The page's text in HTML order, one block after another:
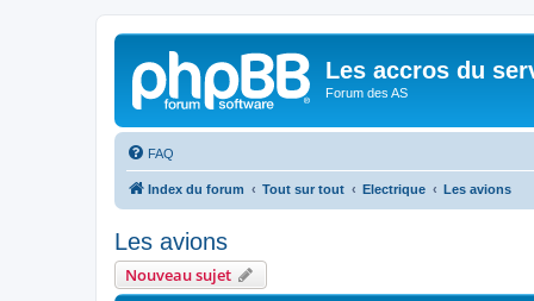
Les accros du
Forum des AS
FAQ
Index du forum Tout sur tout Electrique Les avions
Les avions
Nouveau sujet